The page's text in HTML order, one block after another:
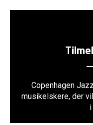
Copenhagen
musikelskere, der
i